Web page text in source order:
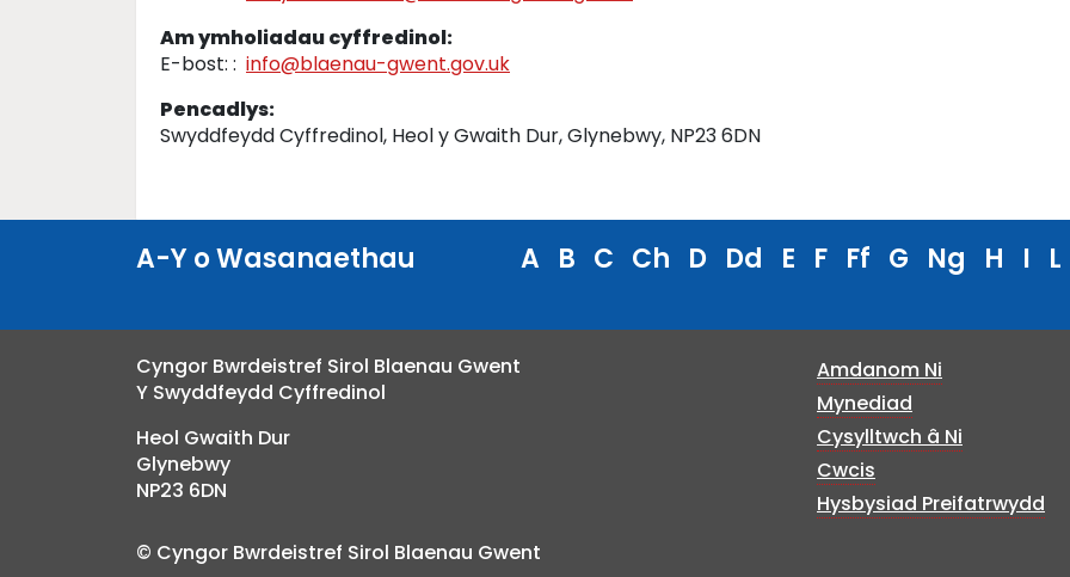
Am ymholiadau cyffredinol:
E-bost: : info@blaenau-gwent.gov.uk
Pencadlys:
Swyddfeydd Cyffredinol, Heol y Gwaith Dur, Glynebwy, NP23 6DN
A-Y o Wasanaethau A B C Ch D Dd E F Ff G Ng H I L
Cyngor Bwrdeistref Sirol Blaenau Gwent
Y Swyddfeydd Cyffredinol
Heol Gwaith Dur
Glynebwy
NP23 6DN
Amdanom Ni
Mynediad
Cysylltwch â Ni
Cwcis
Hysbysiad Preifatrwydd
© Cyngor Bwrdeistref Sirol Blaenau Gwent